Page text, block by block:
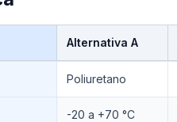
Alternativa A
Poliuretano
-20 a +70 °C